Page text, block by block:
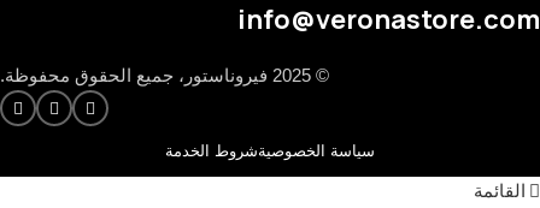
info@veronastore.com
© 2025 فيروناستور، جميع الحقوق محفوظة.
سياسة الخصوصيةشروط الخدمة
القائمة